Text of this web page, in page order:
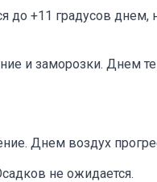
до +11 градусов
и заморозки. Днем
Днем воздух
не ожидается.